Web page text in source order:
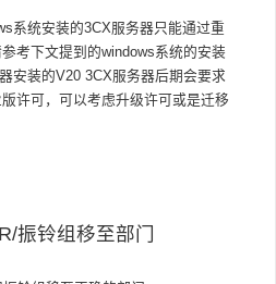
系统安装的3CX服务器只能通过重
考下文提到的windows系统的安装
安装的V20 3CX服务器后期会要求
许可，可以考虑升级许可或是迁移
振铃组移至部门